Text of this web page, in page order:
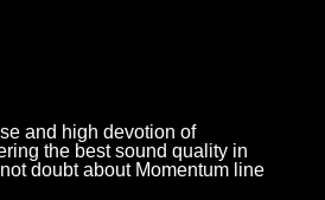
and high devotion of
the best sound quality in
doubt about Momentum line